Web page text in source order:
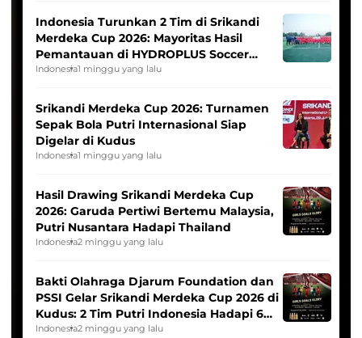
Indonesia Turunkan 2 Tim di Srikandi
Merdeka Cup 2026: Mayoritas Hasil
Pemantauan di HYDROPLUS Soccer
League
Indonesia1 minggu yang lalu
Srikandi Merdeka Cup 2026: Turnamen
Sepak Bola Putri Internasional Siap
Digelar di Kudus
Indonesia1 minggu yang lalu
Hasil Drawing Srikandi Merdeka Cup
2026: Garuda Pertiwi Bertemu Malaysia,
Putri Nusantara Hadapi Thailand
Indonesia2 minggu yang lalu
Bakti Olahraga Djarum Foundation dan
PSSI Gelar Srikandi Merdeka Cup 2026 di
Kudus: 2 Tim Putri Indonesia Hadapi 6
Tim Asia
Indonesia2 minggu yang lalu